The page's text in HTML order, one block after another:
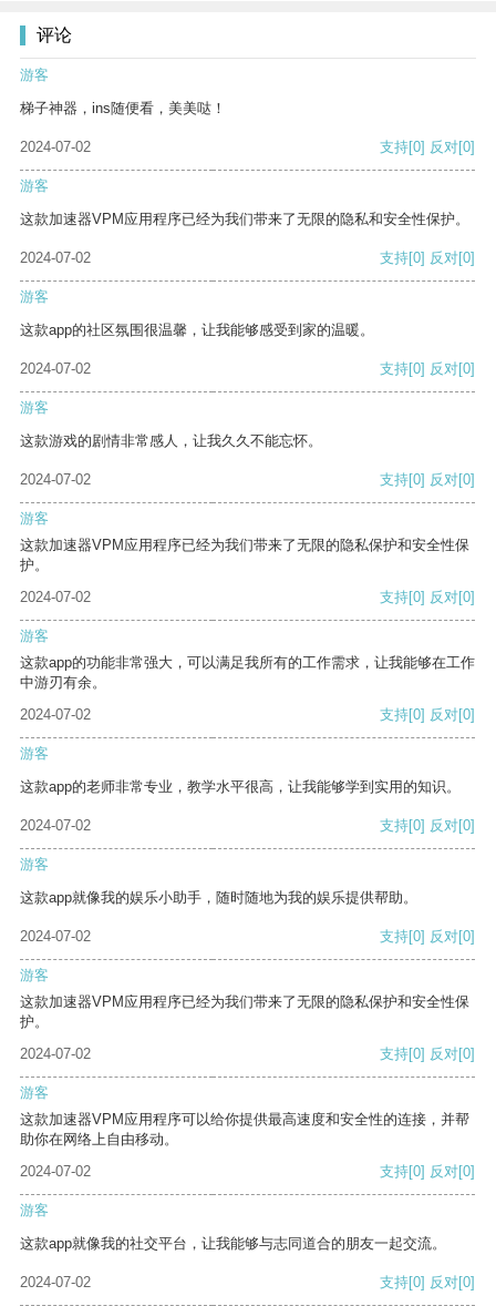
评论
游客
梯子神器，ins随便看，美美哒！
2024-07-02 支持[0] 反对[0]
游客
这款加速器VPM应用程序已经为我们带来了无限的隐私和安全性保护。
2024-07-02 支持[0] 反对[0]
游客
这款app的社区氛围很温馨，让我能够感受到家的温暖。
2024-07-02 支持[0] 反对[0]
游客
这款游戏的剧情非常感人，让我久久不能忘怀。
2024-07-02 支持[0] 反对[0]
游客
这款加速器VPM应用程序已经为我们带来了无限的隐私保护和安全性保
护。
2024-07-02
支持[0] 反对[0]
游客
这款app的功能非常强大，可以满足我所有的工作需求，让我能够在工作
中游刃有余。
2024-07-02
支持[0] 反对[0]
游客
这款app的老师非常专业，教学水平很高，让我能够学到实用的知识。
2024-07-02 支持[0] 反对[0]
游客
这款app就像我的娱乐小助手，随时随地为我的娱乐提供帮助。
2024-07-02 支持[0] 反对[0]
游客
这款加速器VPM应用程序已经为我们带来了无限的隐私保护和安全性保
护。
2024-07-02
支持[0] 反对[0]
游客
这款加速器VPM应用程序可以给你提供最高速度和安全性的连接，并帮
助你在网络上自由移动。
2024-07-02
支持[0] 反对[0]
游客
这款app就像我的社交平台，让我能够与志同道合的朋友一起交流。
2024-07-02 支持[0] 反对[0]